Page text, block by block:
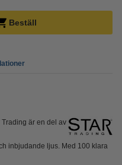
Beställ
är en del av
inbjudande ljus. Med 100 klara